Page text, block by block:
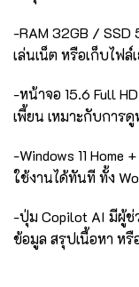
-RAM 32GB / SSD
เล่นเน็ต หรือเก็บไฟล์
-หน้าจอ 15.6 Full
เพี้ยน เหมาะกับการ
-Windows 11
ใช้งานได้ทันที ทั้ง
-ปุ่ม Copilot AI มีผู้ช่
ข้อมูล สรุปเนื้อหา ห